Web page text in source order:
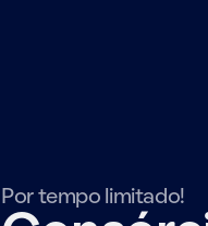
Por tempo limitado!